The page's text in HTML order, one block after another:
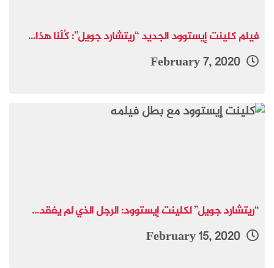
فيلم كلينت إيستوود الجديد “ريتشارد جويل”: كُلّنا هذا...
“ريتشارد جويل” لكلينت إيستوود: الرجل الذي لم يفقد...